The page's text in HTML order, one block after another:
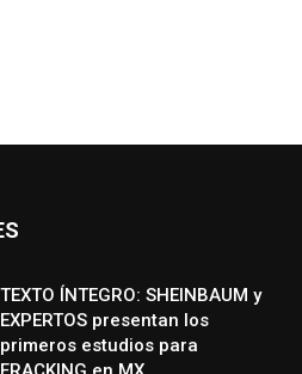
TEXTO ÍNTEGRO: SHEINBAUM y
EXPERTOS presentan los
primeros estudios para